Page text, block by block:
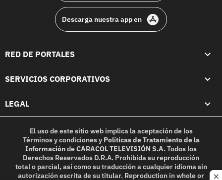
Descarga nuestra app en
RED DE PORTALES
SERVICIOS CORPORATIVOS
LEGAL
El uso de este sitio web implica la aceptación de los
Términos y condicionesy Políticas de Tratamiento de la
InformacióndeCARACOL TELEVISIÓN S.A.Todos los
Derechos Reservados D.R.A. Prohibida su reproducción
total o parcial, así como su traducción a cualquier idioma sin
autorización escrita de su titular. Reproduction in whole or